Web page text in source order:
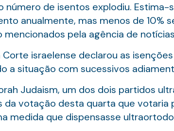
número de isentos explodiu.
anualmente, mas menos de 10%
mencionados pela agência de
Corte israelense declarou as
a situação com sucessivos
Judaism, um dos dois partidos
da votação desta quarta que votaria
medida que dispensasse